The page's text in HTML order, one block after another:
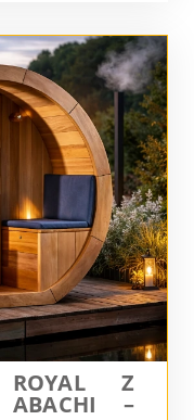
ROYAL Z
ABACHI –